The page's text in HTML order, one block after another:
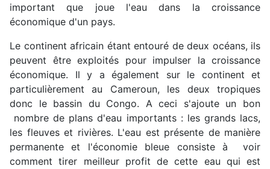
important que joue l'eau dans la croissance
économique d'un pays.
Le continent africain étant entouré de deux océans, ils
peuvent être exploités pour impulser la croissance
économique. Il y a également sur le continent et
particulièrement au Cameroun, les deux tropiques
donc le bassin du Congo. A ceci s'ajoute un bon
nombre de plans d'eau importants : les grands lacs,
les fleuves et rivières. L'eau est présente de manière
permanente et l'économie bleue consiste à voir
comment tirer meilleur profit de cette eau qui est